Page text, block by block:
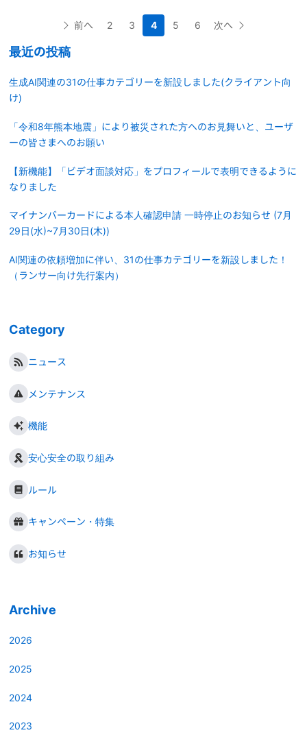
前へ 2 3 4 5 6 次へ
最近の投稿
生成AI関連の31の仕事カテゴリーを新設しました(クライアント向
け)
「令和8年熊本地震」により被災された方へのお見舞いと、ユーザ
ーの皆さまへのお願い
【新機能】「ビデオ面談対応」をプロフィールで表明できるように
なりました
マイナンバーカードによる本人確認申請 一時停止のお知らせ (7月
29日(水)~7月30日(木))
AI関連の依頼増加に伴い、31の仕事カテゴリーを新設しました！
（ランサー向け先行案内）
Category
ニュース
メンテナンス
機能
安心安全の取り組み
ルール
キャンペーン・特集
お知らせ
Archive
2026
2025
2024
2023